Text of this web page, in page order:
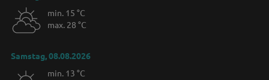
min. 15 °C
max. 28 °C
Samstag, 08.08.2026
min. 13 °C